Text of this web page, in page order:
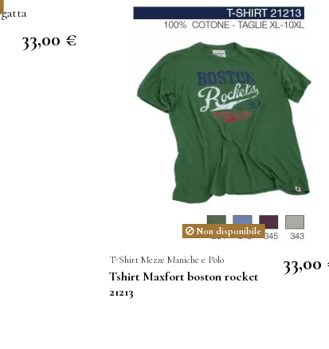
33,00 €
Non disponibile
T-Shirt Mezze Maniche e Polo
Tshirt Maxfort boston rocket
21213
33,00